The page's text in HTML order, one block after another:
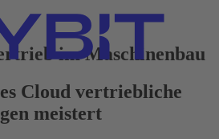
im Maschinenbau
Cloud vertriebliche
meistert